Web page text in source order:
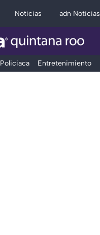
Noticias adn Noticias
Policiaca Entretenimiento